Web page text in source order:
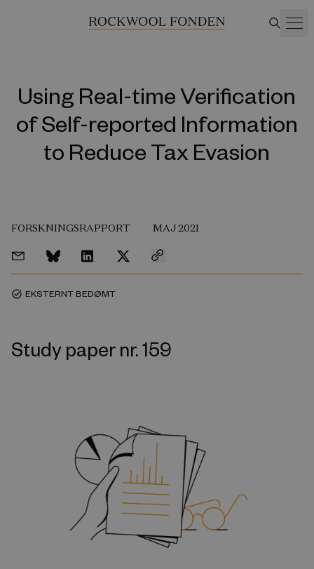
Using Real-time Verification
of Self-reported Information
to Reduce Tax Evasion
FORSKNINGSRAPPORT MAJ 2021
task_alt EKSTERNT BEDØMT
Study paper nr. 159